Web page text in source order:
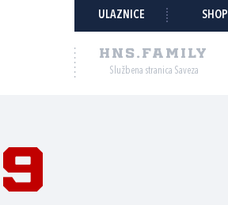
ULAZNICE SHOP
HNS.FAMILY
Službena stranica Saveza
9